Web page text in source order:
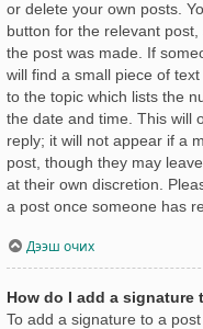
or delete your own posts.
button for the relevant
the post was made. If
will find a small piece of
to the topic which lists the
the date and time. This will
reply; it will not appear if a
post, though they may
at their own discretion.
a post once someone has
Дээш очих
How do I add a signature
To add a signature to a